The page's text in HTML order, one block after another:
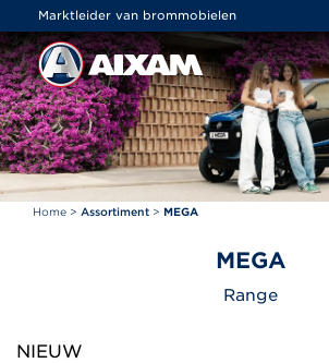
Marktleider van brommobielen
Home > Assortiment > MEGA
MEGA
Range
NIEUW
Cookies beheer paneel